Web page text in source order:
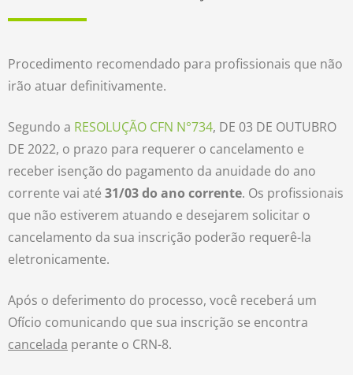
Procedimento recomendado para profissionais que não
irão atuar definitivamente.
Segundo a RESOLUÇÃO CFN N°734, DE 03 DE OUTUBRO
DE 2022, o prazo para requerer o cancelamento e
receber isenção do pagamento da anuidade do ano
corrente vai até 31/03 do ano corrente. Os profissionais
que não estiverem atuando e desejarem solicitar o
cancelamento da sua inscrição poderão requerê-la
eletronicamente.
Após o deferimento do processo, você receberá um
Ofício comunicando que sua inscrição se encontra
cancelada perante o CRN-8.